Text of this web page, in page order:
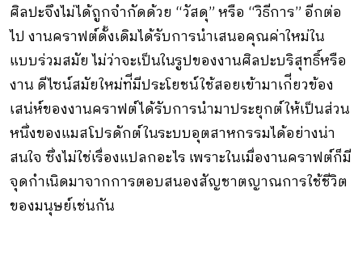
ศิลปะจึงไม่ได้ถูกจํากัดด้วย “วัสดุ” หรือ “วิธีการ” อีกต่อ
ไป งานคราฟต์ดั้งเดิมได้รับการนำเสนอคุณค่าใหม่ใน
แบบร่วมสมัย ไม่ว่าจะเป็นในรูปของงานศิลปะบริสุทธิ์หรือ
งาน ดีไซน์สมัยใหม่ท่ีมีประโยชน์ใช้สอยเข้ามาเก่ียวข้อง
เสน่ห์ของงานคราฟต์ได้รับการนํามาประยุกต์ให้เป็นส่วน
หนึ่งของแมสโปรดักต์ในระบบอุตสาหกรรมได้อย่างน่า
สนใจ ซึ่งไม่ใช่เรื่องแปลกอะไร เพราะในเมื่องานคราฟต์ก็มี
จุดกำเนิดมาจากการตอบสนองสัญชาตญาณการใช้ชีวิต
ของมนุษย์เช่นกัน